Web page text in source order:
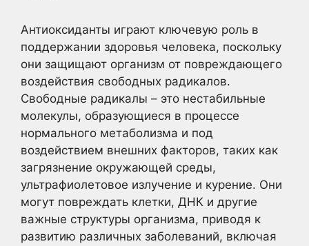
Антиоксиданты играют ключевую роль в
поддержании здоровья человека, поскольку
они защищают организм от повреждающего
воздействия свободных радикалов.
Свободные радикалы – это нестабильные
молекулы, образующиеся в процессе
нормального метаболизма и под
воздействием внешних факторов, таких как
загрязнение окружающей среды,
ультрафиолетовое излучение и курение. Они
могут повреждать клетки, ДНК и другие
важные структуры организма, приводя к
развитию различных заболеваний, включая